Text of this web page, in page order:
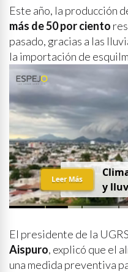
Este año, la producción
más de 50 por ciento
pasado, gracias a las
la importación de
y
Leer Más
El presidente de la
Aispuro, explicó que el
una medida preventiva